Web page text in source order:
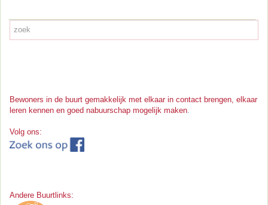
Bewoners in de buurt gemakkelijk met elkaar in contact brengen, elkaar
leren kennen en goed nabuurschap mogelijk maken
Volg ons:
Andere Buurtlinks: